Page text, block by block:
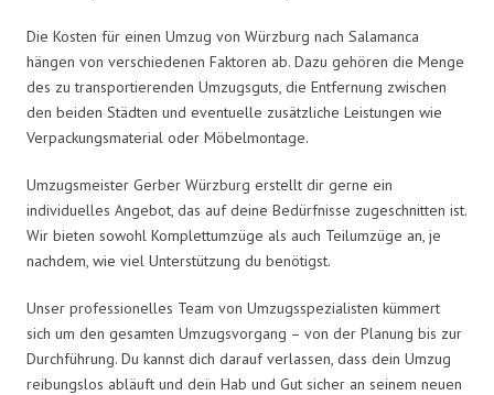
Die Kosten für einen Umzug von Würzburg nach Salamanca
hängen von verschiedenen Faktoren ab. Dazu gehören die Menge
des zu transportierenden Umzugsguts, die Entfernung zwischen
den beiden Städten und eventuelle zusätzliche Leistungen wie
Verpackungsmaterial oder Möbelmontage.
Umzugsmeister Gerber Würzburg erstellt dir gerne ein
individuelles Angebot, das auf deine Bedürfnisse zugeschnitten ist.
Wir bieten sowohl Komplettumzüge als auch Teilumzüge an, je
nachdem, wie viel Unterstützung du benötigst.
Unser professionelles Team von Umzugsspezialisten kümmert
sich um den gesamten Umzugsvorgang – von der Planung bis zur
Durchführung. Du kannst dich darauf verlassen, dass dein Umzug
reibungslos abläuft und dein Hab und Gut sicher an seinem neuen